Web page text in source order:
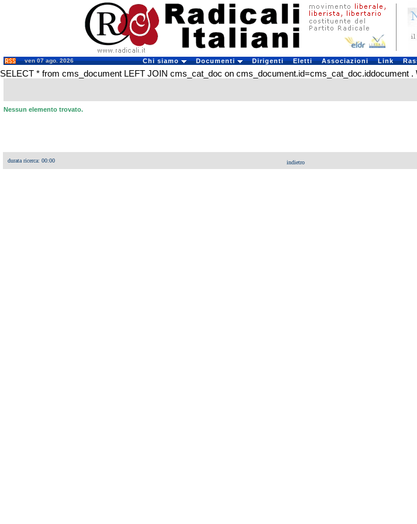
ven 07 ago. 2026 Chi siamo Documenti Dirigenti Eletti Associazioni Link
SELECT * from cms_document LEFT JOIN cms_cat_doc on cms_document.id=cms_cat_doc.iddocument
Nessun elemento trovato.
durata ricerca: 00:00 indietro